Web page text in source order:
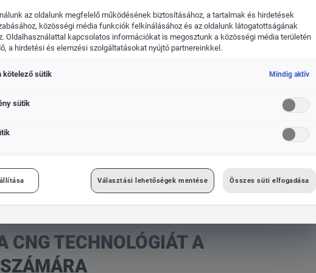
csoport számára
CNG TECHNOLÓGIÁT A
az oldalunk megfelelő működésének biztosításához, a tartalmak és hirdetések
közösségi média funkciók felkínálásához és az oldalunk látogatottságának
Oldalhasználattal kapcsolatos információkat is megosztunk a közösségi média területén
a hirdetési és elemzési szolgáltatásokat nyújtó partnereinkkel.
kötelező sütik Mindig aktív
sütik
Választási lehetőségek mentése Összes süti elfogadása